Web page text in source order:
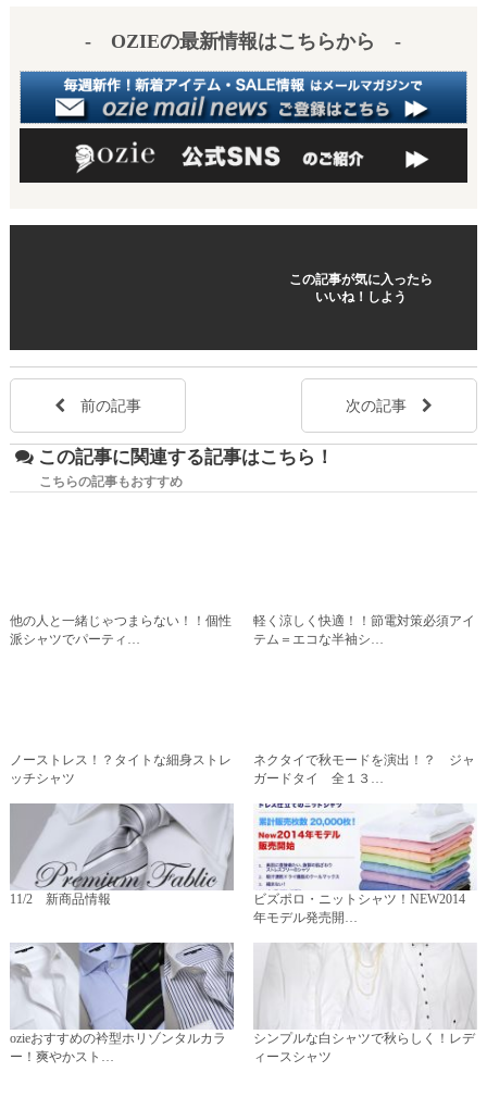
a
- OZIEの最新情報はこちらから -
この記事が気に入ったら
いいね！しよう
前の記事 次の記事
この記事に関連する記事はこちら！
こちらの記事もおすすめ
他の人と一緒じゃつまらない！！個性
派シャツでパーティ…
軽く涼しく快適！！節電対策必須アイ
テム＝エコな半袖シ…
ノーストレス！？タイトな細身ストレ
ッチシャツ
ネクタイで秋モードを演出！？ ジャ
ガードタイ 全１３…
11/2 新商品情報
ビズポロ・ニットシャツ！NEW2014
年モデル発売開…
ozieおすすめの衿型ホリゾンタルカラ
ー！爽やかスト…
シンプルな白シャツで秋らしく！レデ
ィースシャツ